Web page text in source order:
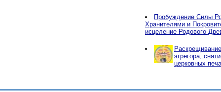
Пробуждение Силы
Хранителями и
исцеление Родового
эгрегора,
церковных